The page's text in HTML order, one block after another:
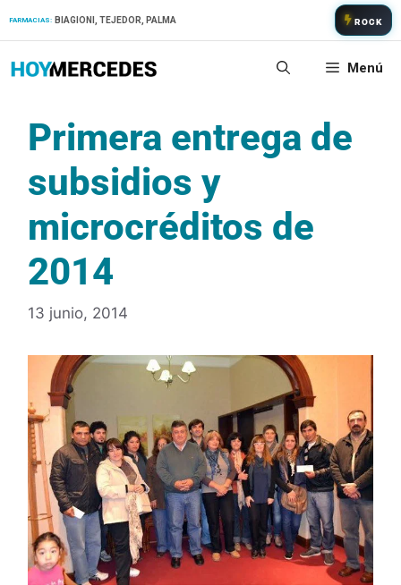
FARMACIAS: BIAGIONI, TEJEDOR, PALMA ROCK
Menú
Primera entrega de
subsidios y
microcréditos de
2014
13 junio, 2014